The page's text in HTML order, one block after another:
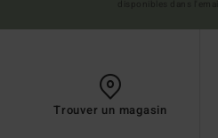
Trouver un magasin